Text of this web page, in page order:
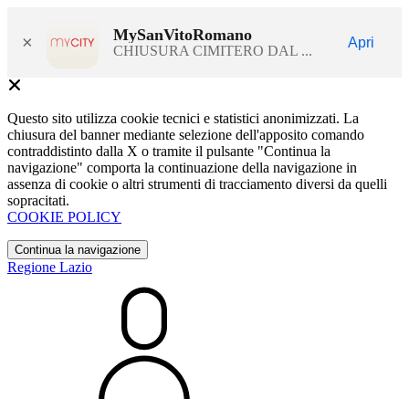
× MySanVitoRomano
CHIUSURA CIMITERO DAL ...
Apri
Questo sito utilizza cookie tecnici e statistici anonimizzati. La
chiusura del banner mediante selezione dell'apposito comando
contraddistinto dalla X o tramite il pulsante "Continua la
navigazione" comporta la continuazione della navigazione in
assenza di cookie o altri strumenti di tracciamento diversi da quelli
sopracitati.
COOKIE POLICY
Continua la navigazione
Regione Lazio